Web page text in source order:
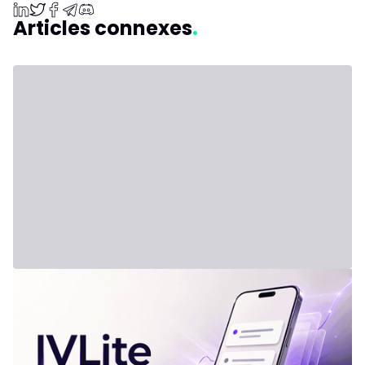
Articles connexes
IVLite : l'essentiel d'IVT en notifications, à 29€ par mois Les
plans clairs, les briefs et les débriefs de marché, livrés sur
ton téléphone et ton ordinateur. Rien d'autre. Le problème,
ce n'est pas le manque d'informations. C'est l'excès.